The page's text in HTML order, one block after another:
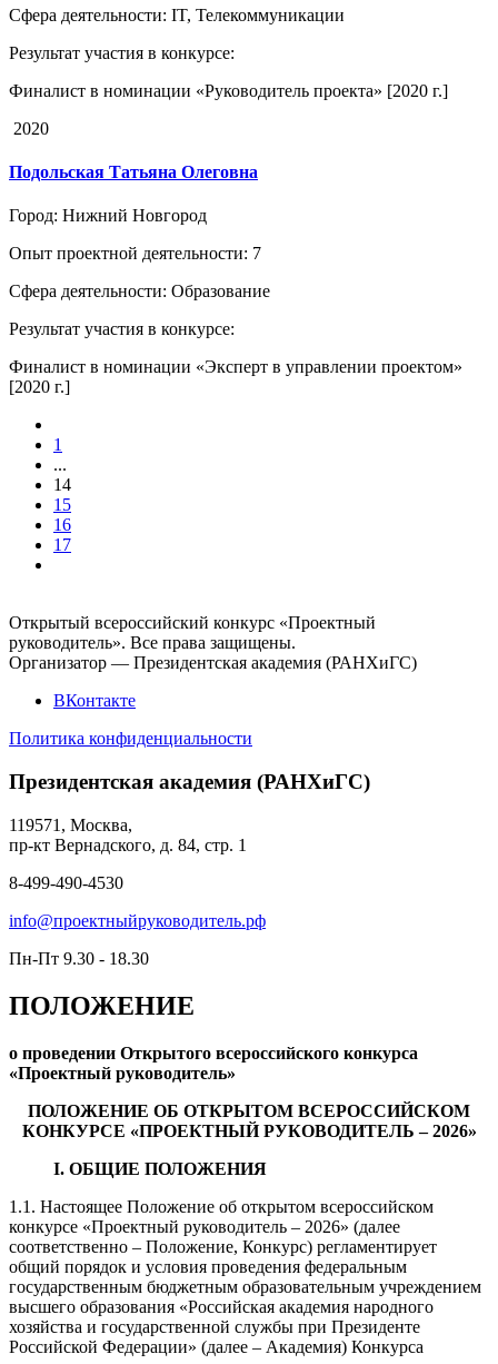
Сфера деятельности: IT, Телекоммуникации
Результат участия в конкурсе:
Финалист в номинации «Руководитель проекта» [2020 г.]
2020
Подольская Татьяна Олеговна
Город: Нижний Новгород
Опыт проектной деятельности: 7
Сфера деятельности: Образование
Результат участия в конкурсе:
Финалист в номинации «Эксперт в управлении проектом»
[2020 г.]
1
...
14
15
16
17
Открытый всероссийский конкурс «Проектный
руководитель». Все права защищены.
Организатор — Президентская академия (РАНХиГС)
ВКонтакте
Политика конфиденциальности
Президентская академия (РАНХиГС)
119571, Москва,
пр-кт Вернадского, д. 84, стр. 1
8-499-490-4530
info@проектныйруководитель.рф
Пн-Пт 9.30 - 18.30
ПОЛОЖЕНИЕ
о проведении Открытого всероссийского конкурса
«Проектный руководитель»
ПОЛОЖЕНИЕ ОБ ОТКРЫТОМ ВСЕРОССИЙСКОМ
КОНКУРСЕ «ПРОЕКТНЫЙ РУКОВОДИТЕЛЬ – 2026»
I. ОБЩИЕ ПОЛОЖЕНИЯ
1.1. Настоящее Положение об открытом всероссийском
конкурсе «Проектный руководитель – 2026» (далее
соответственно – Положение, Конкурс) регламентирует
общий порядок и условия проведения федеральным
государственным бюджетным образовательным учреждением
высшего образования «Российская академия народного
хозяйства и государственной службы при Президенте
Российской Федерации» (далее – Академия) Конкурса